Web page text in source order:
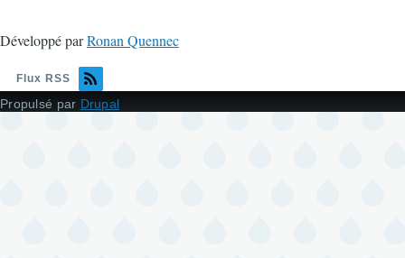
Développé parRonan Quennec
Flux RSS
Propulsé par Drupal